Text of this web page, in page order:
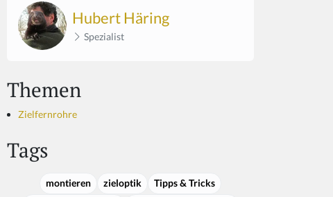
Hubert Häring
Spezialist
Themen
Zielfernrohre
Tags
montieren zieloptik
Tipps & Tricks